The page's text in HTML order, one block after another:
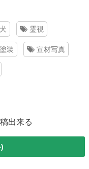
霊視
装 宣材写真
出来る